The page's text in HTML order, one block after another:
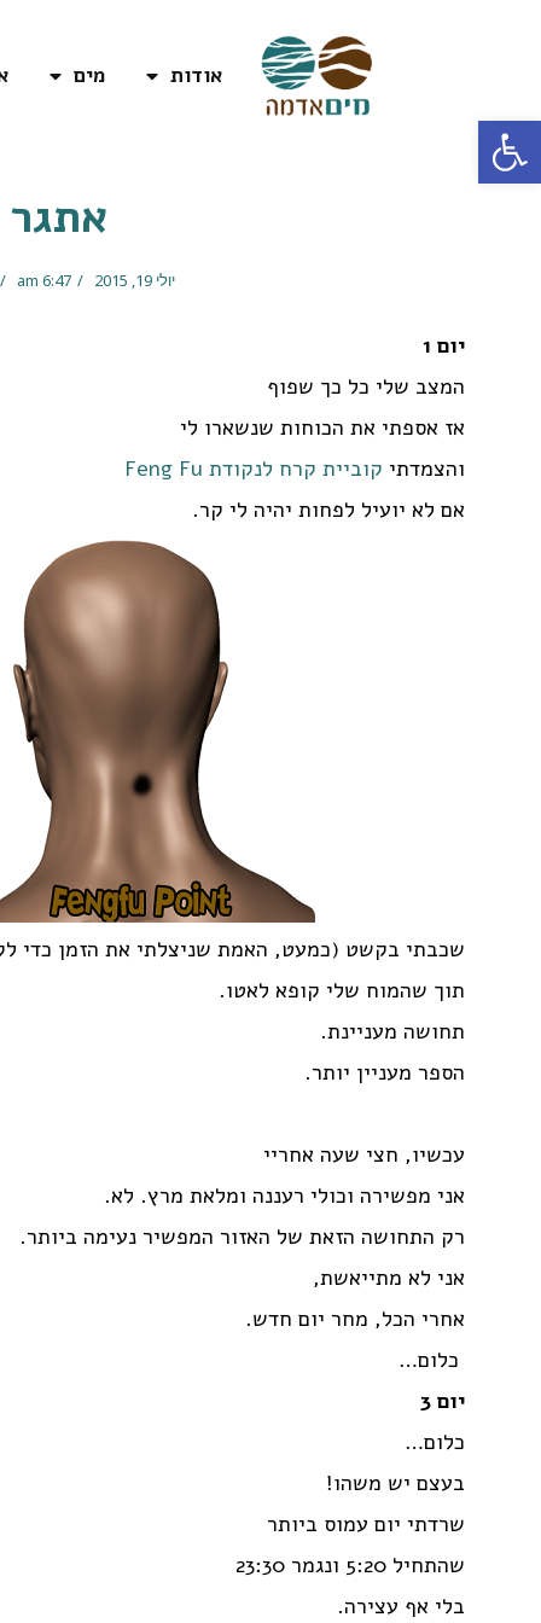
פתח סרגל נגישות
אודות מים
יולי 19, 2015 6:47 am
יום 1
המצב שלי כל כך שפוף
אז אספתי את הכוחות שנשארו לי
והצמדתי קוביית קרח לנקודת Feng Fu
אם לא יועיל לפחות יהיה לי קר.
שכבתי בקשט (כמעט, האמת שניצלתי את הזמן כדי לקרוא)
תוך שהמוח שלי קופא לאטו.
תחושה מעניינת.
הספר מעניין יותר.
עכשיו, חצי שעה אחריי
אני מפשירה וכולי רעננה ומלאת מרץ. לא.
רק התחושה הזאת של האזור המפשיר נעימה ביותר.
אני לא מתייאשת,
אחרי הכל, מחר יום חדש.
כלום…
יום 3
כלום…
בעצם יש משהו!
שרדתי יום עמוס ביותר
שהתחיל 5:20 ונגמר 23:30
בלי אף עצירה.